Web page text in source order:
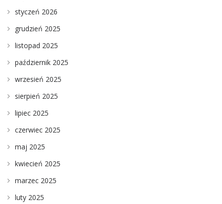
styczeń 2026
grudzień 2025
listopad 2025
październik 2025
wrzesień 2025
sierpień 2025
lipiec 2025
czerwiec 2025
maj 2025
kwiecień 2025
marzec 2025
luty 2025